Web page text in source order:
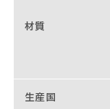
材質
生産国